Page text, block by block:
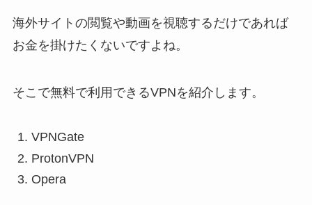
海外サイトの閲覧や動画を視聴するだけであれば
お金を掛けたくないですよね。
そこで無料で利用できるVPNを紹介します。
VPNGate
ProtonVPN
Opera